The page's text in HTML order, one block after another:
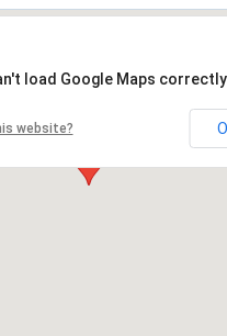
load Google Maps
website?